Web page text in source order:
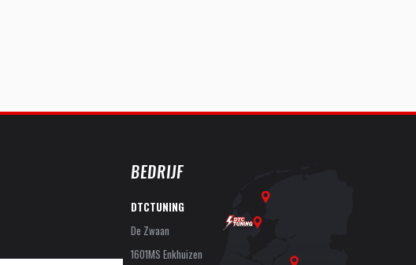
BEDRIJF
DTCTUNING
De Zwaan
1601MS Enkhuizen